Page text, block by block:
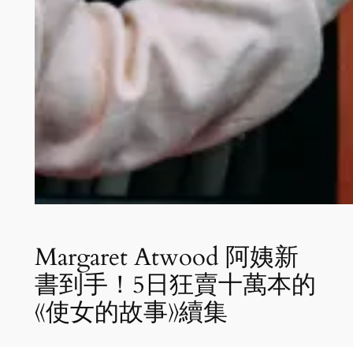
Margaret Atwood 阿姨新
書到手！5日狂賣十萬本的
《使女的故事》續集